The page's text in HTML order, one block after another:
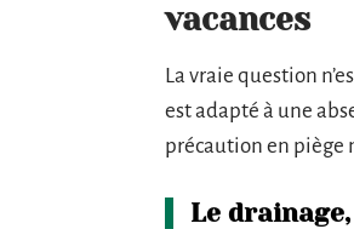
vacances
La vraie question
est adapté à une
précaution en piège
Le